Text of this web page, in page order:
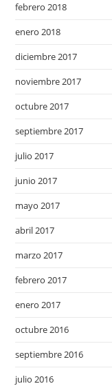
febrero 2018
enero 2018
diciembre 2017
noviembre 2017
octubre 2017
septiembre 2017
julio 2017
junio 2017
mayo 2017
abril 2017
marzo 2017
febrero 2017
enero 2017
octubre 2016
septiembre 2016
julio 2016